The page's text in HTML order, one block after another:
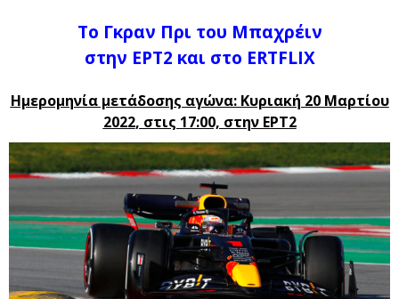
Το Γκραν Πρι του Μπαχρέιν
στην ΕΡΤ2 και στο ERTFLIX
Ημερoμηνία μετάδοσης αγώνα: Κυριακή 20 Μαρτίου
2022, στις 17:00, στην ΕΡΤ2